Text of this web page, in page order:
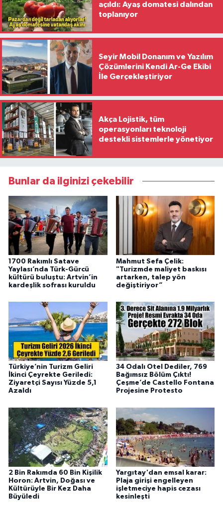
açıldı: Ayaş domatesi dalından
toplanıyor
Seyir Mobil Donanım ve Yazılım
Çözümlerini Kendi Ar-Ge Ekibi
İle Gerçekleştiriyor
Akça Lojistik, tüm
operasyonları teknoloji
destekli sistemlerle yönetiyor
Bunlar da ilginizi çekebilir
1700 Rakımlı Satave
Yaylası’nda Türk-Gürcü
kültürü buluştu: Artvin’in
kardeşlik sofrası kuruldu
Mahmut Sefa Çelik:
"Turizmde maliyet baskısı
artarken, talep yön
değiştiriyor”
Türkiye’nin Turizm Geliri
İkinci Çeyrekte Geriledi:
Ziyaretçi Sayısı Yüzde 5,1
Azaldı
34 Odalı Otel Dediler, 769
Bağımsız Bölüm Çıktı!
Çeşme’de Castello Fontana
Projesine Protesto
2 Bin Rakımda 60 Bin Kişilik
Horon: Artvin, Doğası ve
Kültürüyle Bir Kez Daha
Büyüledi
Yargıtay'dan emsal karar:
Plaja girişi engelleyen
işletmeciye hapis cezası
kesinleşti